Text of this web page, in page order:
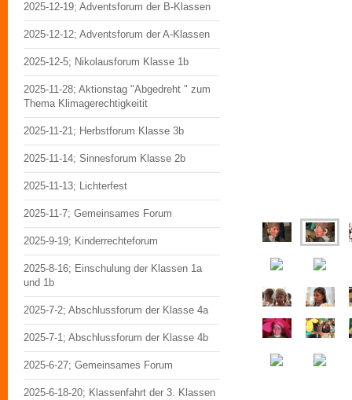
2025-12-19; Adventsforum der B-Klassen
2025-12-12; Adventsforum der A-Klassen
2025-12-5; Nikolausforum Klasse 1b
2025-11-28; Aktionstag "Abgedreht " zum
Thema Klimagerechtigkeitit
2025-11-21; Herbstforum Klasse 3b
2025-11-14; Sinnesforum Klasse 2b
2025-11-13; Lichterfest
2025-11-7; Gemeinsames Forum
2025-9-19; Kinderrechteforum
2025-8-16; Einschulung der Klassen 1a
und 1b
2025-7-2; Abschlussforum der Klasse 4a
2025-7-1; Abschlussforum der Klasse 4b
2025-6-27; Gemeinsames Forum
2025-6-18-20; Klassenfahrt der 3. Klassen